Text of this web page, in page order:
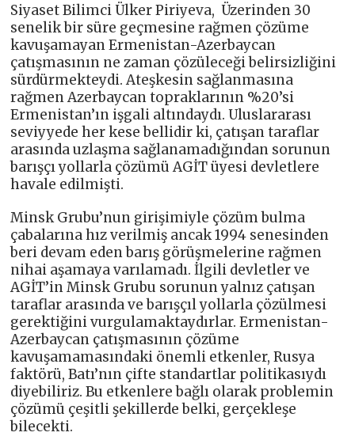
Siyaset Bilimci Ülker Piriyeva, Üzerinden 30
senelik bir süre geçmesine rağmen çözüme
kavuşamayan Ermenistan-Azerbaycan
çatışmasının ne zaman çözüleceği belirsizliğini
sürdürmekteydi. Ateşkesin sağlanmasına
rağmen Azerbaycan topraklarının %20’si
Ermenistan’ın işgali altındaydı. Uluslararası
seviyyede her kese bellidir ki, çatışan taraflar
arasında uzlaşma sağlanamadığından sorunun
barışçı yollarla çözümü AGİT üyesi devletlere
havale edilmişti.
Minsk Grubu’nun girişimiyle çözüm bulma
çabalarına hız verilmiş ancak 1994 senesinden
beri devam eden barış görüşmelerine rağmen
nihai aşamaya varılamadı. İlgili devletler ve
AGİT’in Minsk Grubu sorunun yalnız çatışan
taraflar arasında ve barışçıl yollarla çözülmesi
gerektiğini vurgulamaktaydırlar. Ermenistan-
Azerbaycan çatışmasının çözüme
kavuşamamasındaki önemli etkenler, Rusya
faktörü, Batı’nın çifte standartlar politikasıydı
diyebiliriz. Bu etkenlere bağlı olarak problemin
çözümü çeşitli şekillerde belki, gerçekleşe
bilecekti.